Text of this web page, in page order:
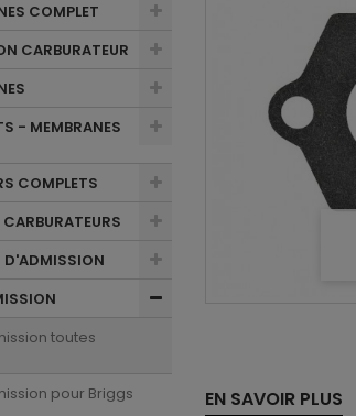
COMPLET
CARBURATEUR
- MEMBRANES
COMPLETS
D'ADMISSION
toutes
pour Briggs
EN SAVOIR PLUS